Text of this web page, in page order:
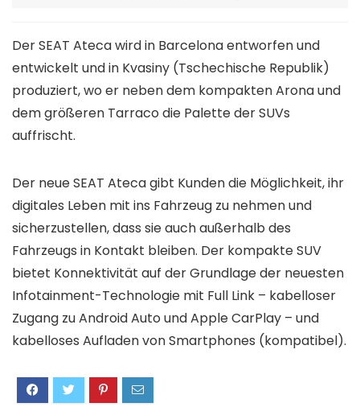
Der SEAT Ateca wird in Barcelona entworfen und
entwickelt und in Kvasiny (Tschechische Republik)
produziert, wo er neben dem kompakten Arona und
dem größeren Tarraco die Palette der SUVs
auffrischt.
Der neue SEAT Ateca gibt Kunden die Möglichkeit, ihr
digitales Leben mit ins Fahrzeug zu nehmen und
sicherzustellen, dass sie auch außerhalb des
Fahrzeugs in Kontakt bleiben. Der kompakte SUV
bietet Konnektivität auf der Grundlage der neuesten
Infotainment-Technologie mit Full Link – kabelloser
Zugang zu Android Auto und Apple CarPlay – und
kabelloses Aufladen von Smartphones (kompatibel).